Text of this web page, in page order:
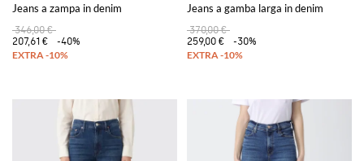
Jeans a zampa in denim
346,00 €
207,61 €
-40%
Jeans a gamba larga in denim
370,00 €
259,00 €
-30%